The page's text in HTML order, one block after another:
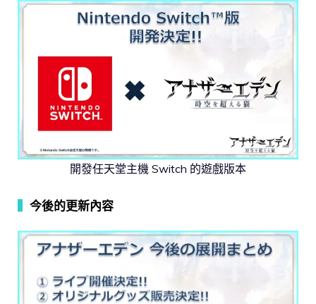
開發任天堂主機 Switch 的遊戲版本
今後的更新內容